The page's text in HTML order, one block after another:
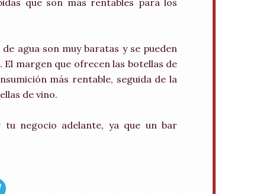
agua son muy baratas y se pueden
margen que ofrecen las botellas de
más rentable, seguida de la
de vino.
negocio adelante, ya que un bar